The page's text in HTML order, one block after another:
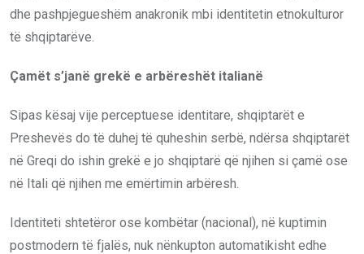
dhe pashpjegueshëm anakronik mbi identitetin etnokulturor
të shqiptarëve.
Çamët s’janë grekë e arbëreshët italianë
Sipas kësaj vije perceptuese identitare, shqiptarët e
Preshevës do të duhej të quheshin serbë, ndërsa shqiptarët
në Greqi do ishin grekë e jo shqiptarë që njihen si çamë ose
në Itali që njihen me emërtimin arbëresh.
Identiteti shtetëror ose kombëtar (nacional), në kuptimin
postmodern të fjalës, nuk nënkupton automatikisht edhe